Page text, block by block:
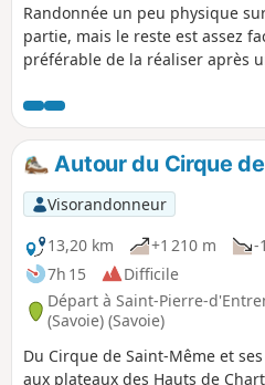
Randonnée un peu physique
partie, mais le reste est assez
préférable de la réaliser après
Autour du Cirque
Visorandonneur
13,20 km
+1 210 m
-
7h 15
Difficile
Départ à Saint-Pierre-
(Savoie) (Savoie)
Du Cirque de Saint-Même et
aux plateaux des Hauts de